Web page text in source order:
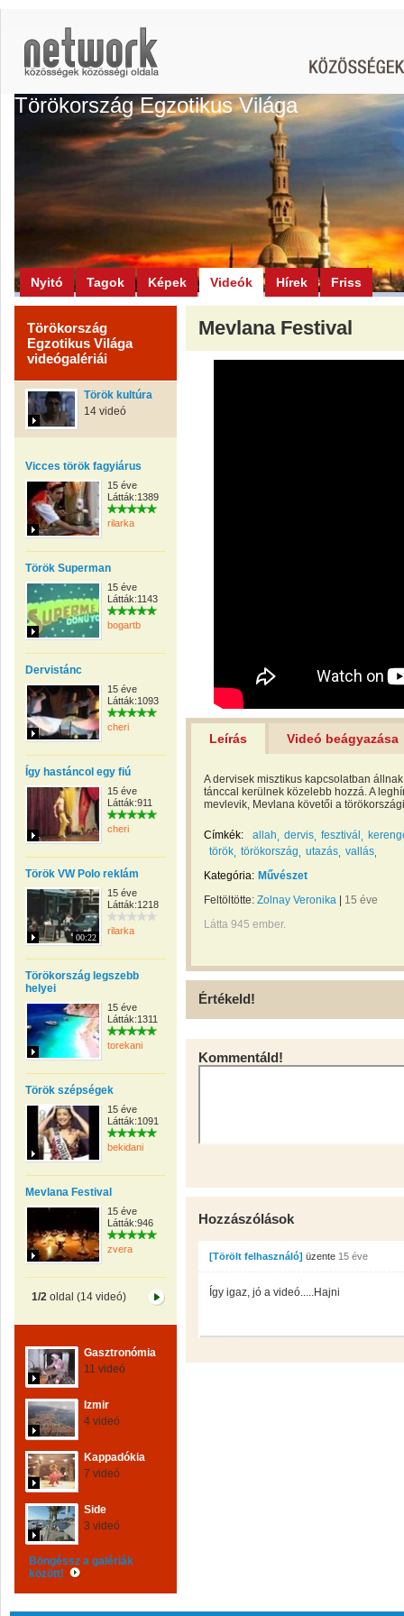
Törökország Egzotikus Világa
Nyitó Tagok Képek Videók Hírek Friss
Törökország
Egzotikus Világa
videógalériái
Török kultúra
14 videó
Vicces török fagyiárus
15 éve
Látták:1389
rilarka
Török Superman
15 éve
Látták:1143
bogartb
Dervistánc
15 éve
Látták:1093
cheri
Így hastáncol egy fiú
15 éve
Látták:911
cheri
Török VW Polo reklám
00:22
15 éve
Látták:1218
rilarka
Törökország legszebb
helyei
15 éve
Látták:1311
torekani
Török szépségek
15 éve
Látták:1091
bekidani
Mevlana Festival
15 éve
Látták:946
zvera
1/2oldal (14 videó)
Gasztronómia
11 videó
Izmir
4 videó
Kappadókia
7 videó
Side
3 videó
Böngéssz a galériák
között!
Mevlana Festival
Leírás Videó beágyazása
A dervisek misztikus kapcsolatban
tánccal kerülnek közelebb hozzá. A
mevlevik, Mevlana követői a
Címkék: allah dervis fesztivál
török törökország utazás vallás
Kategória: Művészet
Feltöltötte: Zolnay Veronika
15 éve
Látta 945 ember.
Értékeld!
Kommentáld!
Hozzászólások
[Törölt felhasználó] üzente 15 éve
Így igaz, jó a videó.....Hajni